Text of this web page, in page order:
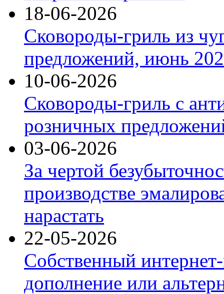
18-06-2026
Сковороды-гриль из
предложений, июнь
10-06-2026
Сковороды-гриль с
розничных
03-06-2026
За чертой
производстве
нарастать
22-05-2026
Собственный
дополнение или